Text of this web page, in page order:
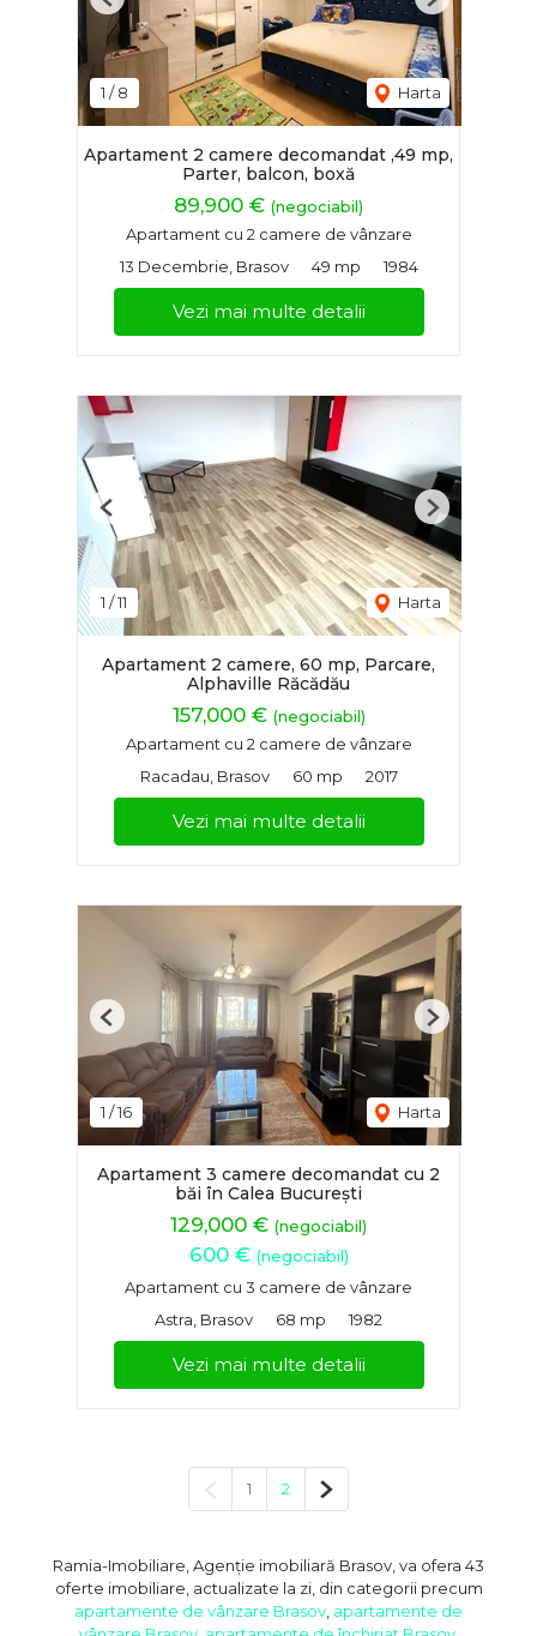
1 /8 Harta
Previous Next
Apartament 2 camere decomandat ,49 mp,
Parter, balcon, boxă
89,900 € (negociabil)
Apartament cu 2 camere de vânzare
13 Decembrie, Brasov
49 mp 1984
Vezi mai multe detalii
1 /11 Harta
Previous Next
Apartament 2 camere, 60 mp, Parcare,
Alphaville Răcădău
157,000 € (negociabil)
Apartament cu 2 camere de vânzare
Racadau, Brasov
60 mp 2017
Vezi mai multe detalii
1 /16 Harta
Previous Next
Apartament 3 camere decomandat cu 2
băi în Calea București
129,000 € (negociabil)
600 € (negociabil)
Apartament cu 3 camere de vânzare
Astra, Brasov
68 mp 1982
Vezi mai multe detalii
Pagina anterioară
1 2 Pagina următoare
Ramia-Imobiliare, Agenție imobiliară Brasov, va ofera 43
oferte imobiliare, actualizate la zi, din categorii precum
apartamente de vânzare Brasov apartamente de